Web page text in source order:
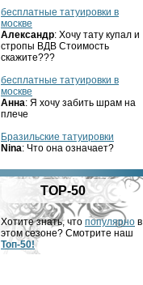
бесплатные татуировки в
москве
Александр: Хочу тату купал и
стропы ВДВ Стоимость
скажите???
бесплатные татуировки в
москве
Анна: Я хочу забить шрам на
плече
Бразильские татуировки
Nina: Что она означает?
TOP-50
Хотите знать, что популярно в
этом сезоне? Смотрите наш
Топ-50!